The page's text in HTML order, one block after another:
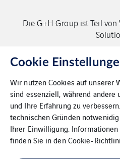
Die G+H Group ist Teil
Copyright
Kontakt
Cookie
Wir nutzen Cookies auf unserer
sind essenziell, während andere
und Ihre Erfahrung zu
technischen Gründen
Ihrer Einwilligung.
finden Sie in denCookie-